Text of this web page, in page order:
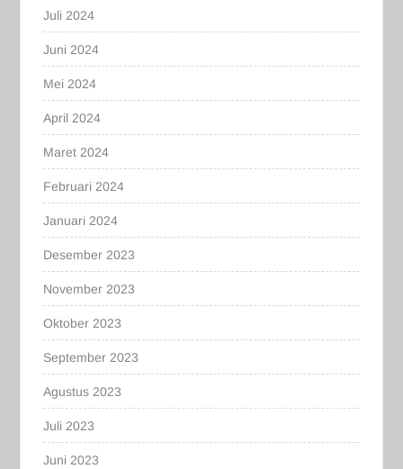
Juli 2024
Juni 2024
Mei 2024
April 2024
Maret 2024
Februari 2024
Januari 2024
Desember 2023
November 2023
Oktober 2023
September 2023
Agustus 2023
Juli 2023
Juni 2023